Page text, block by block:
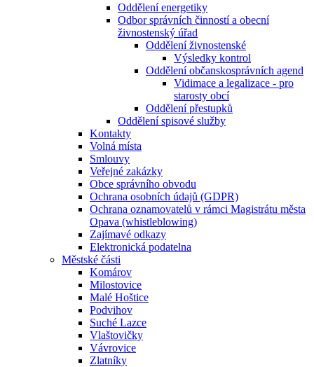
Oddělení energetiky
Odbor správních činností a obecní
živnostenský úřad
Oddělení živnostenské
Výsledky kontrol
Oddělení občanskosprávních agend
Vidimace a legalizace - pro
starosty obcí
Oddělení přestupků
Oddělení spisové služby
Kontakty
Volná místa
Smlouvy
Veřejné zakázky
Obce správního obvodu
Ochrana osobních údajů (GDPR)
Ochrana oznamovatelů v rámci Magistrátu města
Opava (whistleblowing)
Zajímavé odkazy
Elektronická podatelna
Městské části
Komárov
Milostovice
Malé Hoštice
Podvihov
Suché Lazce
Vlaštovičky
Vávrovice
Zlatníky